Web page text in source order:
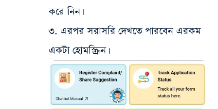
করে নিন।
৩. এরপর সরাসরি দেখতে পারবেন এরকম
একটা হোমস্ক্রিন।